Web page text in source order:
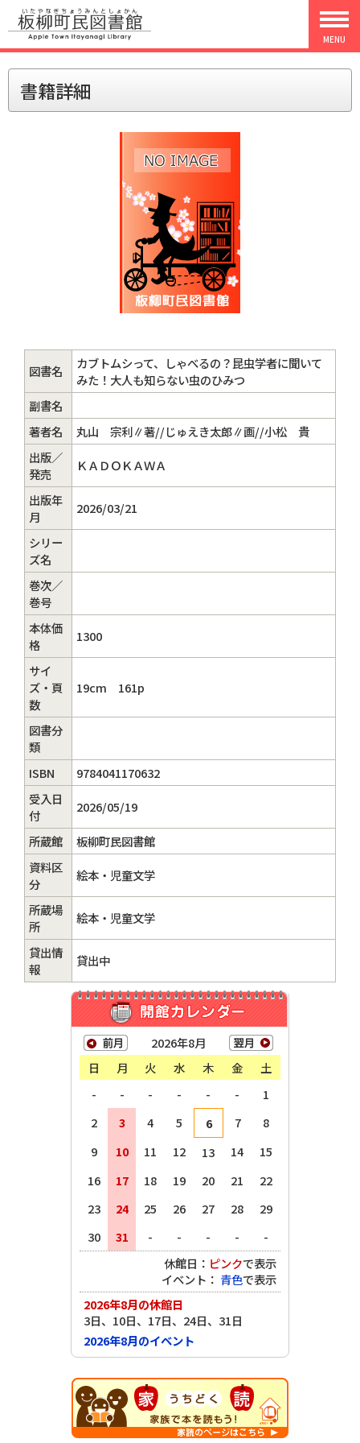
MENU
書籍詳細
図書名
カブトムシって、しゃべるの？昆虫学者に聞いて
みた！大人も知らない虫のひみつ
副書名
著者名
丸山 宗利∥著//じゅえき太郎∥画//小松 貴
出版／
発売
ＫＡＤＯＫＡＷＡ
出版年
月
2026/03/21
シリー
ズ名
巻次／
巻号
本体価
格
1300
サイ
ズ・頁
数
19cm 161p
図書分
類
ISBN
9784041170632
受入日
付
2026/05/19
所蔵館
板柳町民図書館
資料区
分
絵本・児童文学
所蔵場
所
絵本・児童文学
貸出情
報
貸出中
2026年8月
日
月 火 水 木 金
土
-
- - - - -
1
2
3 4 5 6 7
8
9
10 11 12 13 14
15
16
17 18 19 20 21
22
23
24 25 26 27 28
29
30
31 - - - -
-
休館日： ピンクで表示
イベント： 青色で表示
2026年8月の休館日
3日、10日、17日、24日、31日
2026年8月のイベント